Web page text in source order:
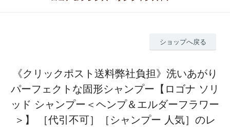
ショップへ戻る
《クリックポスト送料弊社負担》洗いあがり
パーフェクトな固形シャンプー【ロゴナ ソリ
ッド シャンプー＜ヘンプ＆エルダーフラワー
＞】 ［代引不可］［シャンプー 人気］のレ